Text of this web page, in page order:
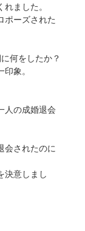
ました。
ポーズされた
何をしたか？
象。
人の成婚退会
会されたのに
決意しまし